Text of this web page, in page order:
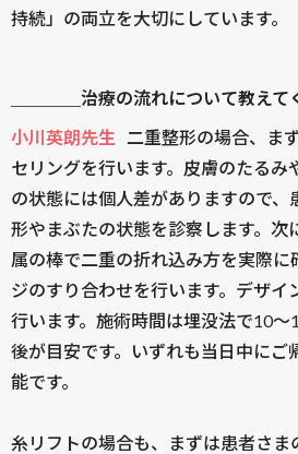
持続」の両立を大切にしています。
＿＿＿＿治療の流れについて教えて
小川英朗先生
二重整形の場合、ま
セリングを行います。皮膚のたるみ
の状態には個人差がありますので、
形やまぶたの状態を診察します。次
属の棒で二重の折れ込み方を実際に
ジのすり合わせを行います。デザイ
行います。施術時間は埋没法で10
後が目安です。いずれも当日中にご
能です。
糸リフトの場合も、まずは患者さま